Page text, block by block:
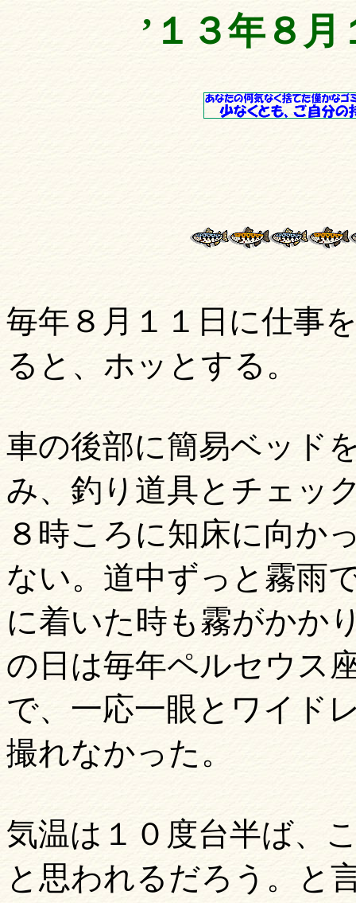
’１３年８
毎年８月１１日に仕事
ると、ホッとする。
車の後部に簡易ベッド
み、釣り道具とチェッ
８時ころに知床に向か
ない。道中ずっと霧雨
に着いた時も霧がかか
の日は毎年ペルセウス
で、一応一眼とワイド
撮れなかった。
気温は１０度台半ば、
と思われるだろう。と